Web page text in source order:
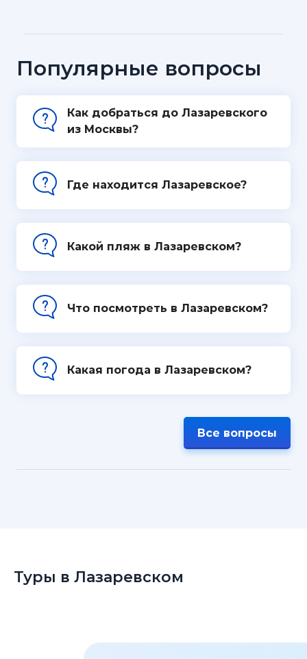
Популярные вопросы
Как добраться до Лазаревского
из Москвы?
Где находится Лазаревское?
Какой пляж в Лазаревском?
Что посмотреть в Лазаревском?
Какая погода в Лазаревском?
Все вопросы
Туры в Лазаревском